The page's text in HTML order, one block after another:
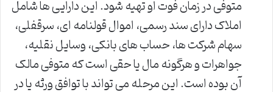
متوفی در زمان فوت او تهیه شود. این دارایی ها شامل
املاک دارای سند رسمی، اموال قولنامه ای، سرقفلی،
سهام شرکت ها، حساب های بانکی، وسایل نقلیه،
جواهرات و هرگونه مال یا حقی است که متوفی مالک
آن بوده است. این مرحله می تواند با توافق ورثه یا در